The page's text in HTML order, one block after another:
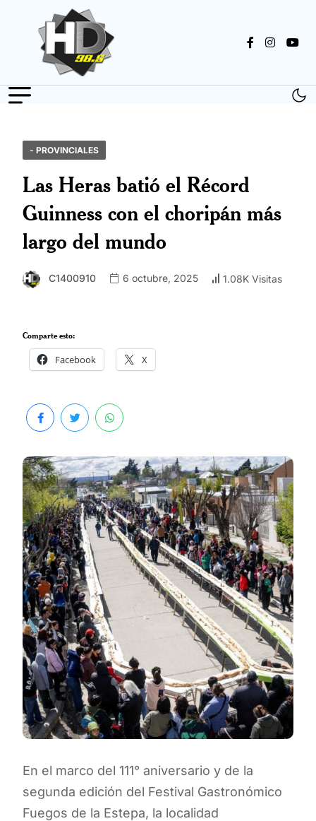
- PROVINCIALES
Las Heras batió el Récord
Guinness con el choripán más
largo del mundo
C1400910 6 octubre, 2025 1.08K Visitas
Comparte esto:
Facebook X
En el marco del 111° aniversario y de la
segunda edición del Festival Gastronómico
Fuegos de la Estepa, la localidad